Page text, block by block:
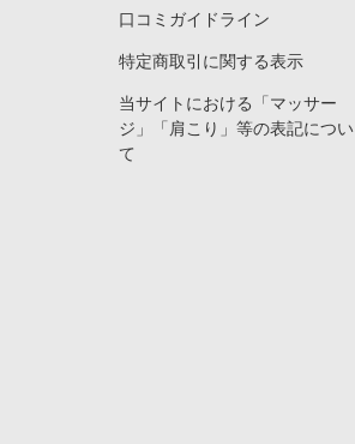
口コミガイドライン
特定商取引に関する表示
当サイトにおける「マッサー
ジ」「肩こり」等の表記につい
て